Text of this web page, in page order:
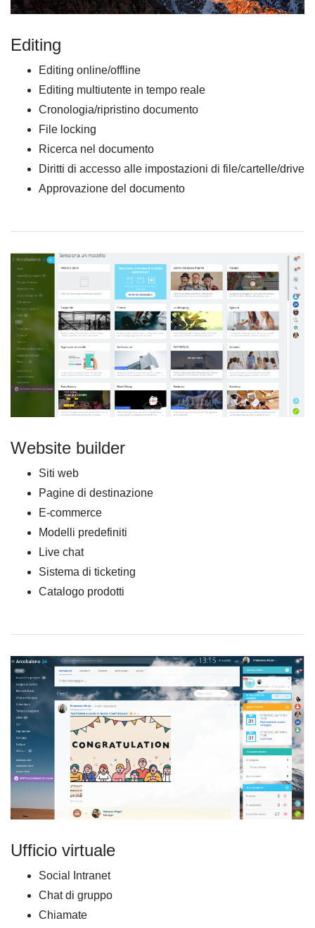
Editing
Editing online/offline
Editing multiutente in tempo reale
Cronologia/ripristino documento
File locking
Ricerca nel documento
Diritti di accesso alle impostazioni di file/cartelle/drive
Approvazione del documento
Website builder
Siti web
Pagine di destinazione
E-commerce
Modelli predefiniti
Live chat
Sistema di ticketing
Catalogo prodotti
Ufficio virtuale
Social Intranet
Chat di gruppo
Chiamate